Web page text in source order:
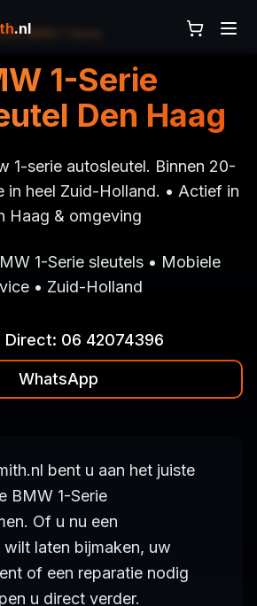
.nl
BMW 1 Serie
1-Serie
Den Haag
1-serie autosleutel. Binnen 20-
in heel Zuid-Holland. • Actief in
Haag & omgeving
1-Serie sleutels • Mobiele
• Zuid-Holland
Direct: 06 42074396
WhatsApp
bent u aan het juiste
BMW 1-Serie
Of u nu een
wilt laten bijmaken, uw
of een reparatie nodig
u direct verder.